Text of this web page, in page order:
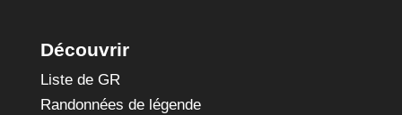
Découvrir
Liste de GR
Randonnées de légende